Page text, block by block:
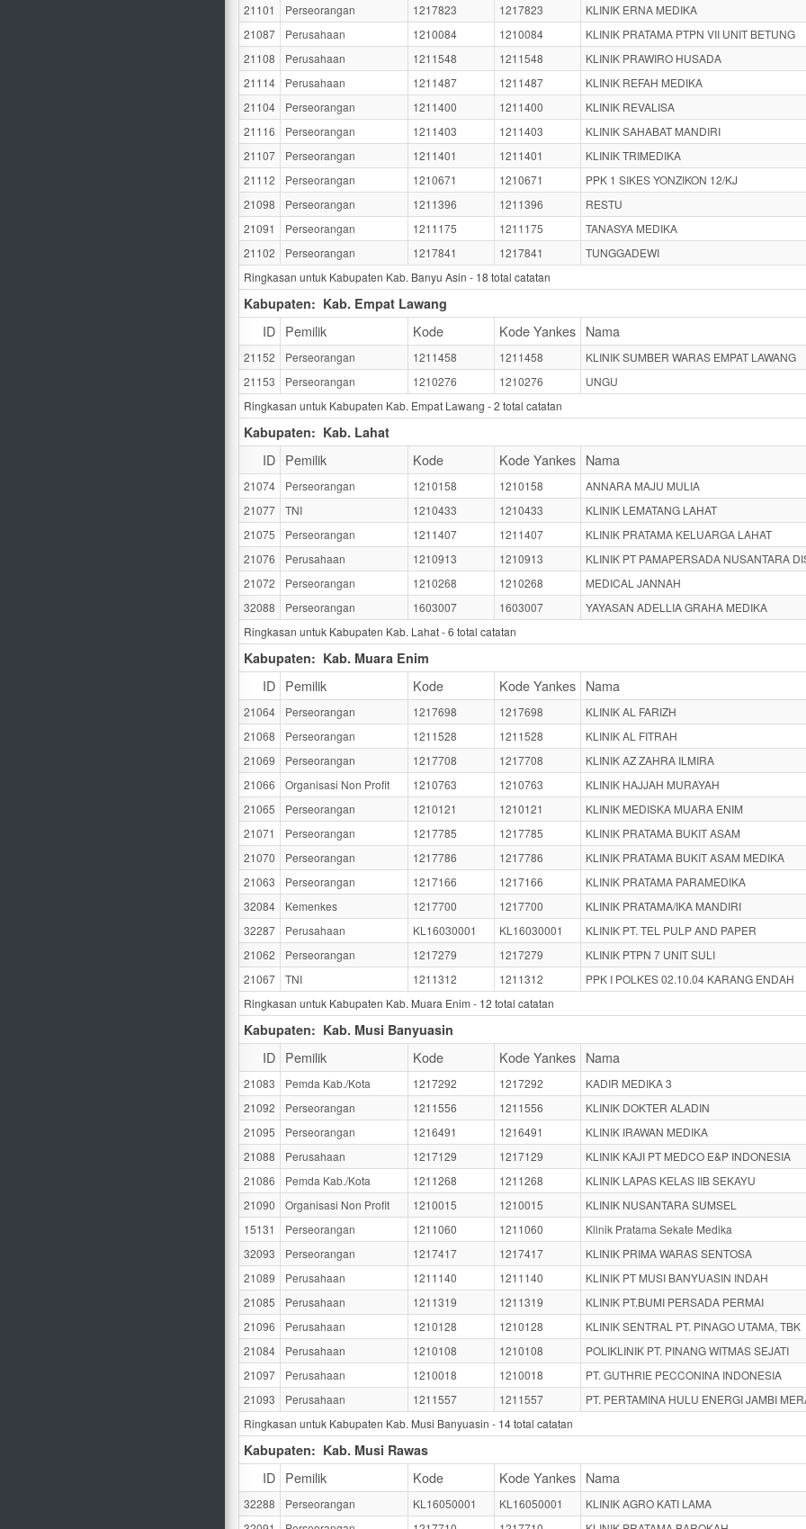
21101
Perseorangan 1217823 1217823
KLINIK ERNA MEDIKA
21087
Perusahaan 1210084 1210084
KLINIK PRATAMA PTPN VII UNIT BETUNG
21108
Perusahaan 1211548 1211548
KLINIK PRAWIRO HUSADA
21114
Perusahaan 1211487 1211487
KLINIK REFAH MEDIKA
21104
Perseorangan 1211400 1211400
KLINIK REVALISA
21116
Perseorangan 1211403 1211403
KLINIK SAHABAT MANDIRI
21107
Perseorangan 1211401 1211401
KLINIK TRIMEDIKA
21112
Perseorangan 1210671 1210671
PPK 1 SIKES YONZIKON 12/KJ
21098
Perseorangan 1211396 1211396
RESTU
21091
Perseorangan 1211175 1211175
TANASYA MEDIKA
21102
Perseorangan 1217841 1217841
TUNGGADEWI
Ringkasan untuk Kabupaten Kab. Banyu Asin - 18 total catatan
Kabupaten: Kab. Empat Lawang
ID Pemilik Kode Kode Yankes Nama
21152 Perseorangan 1211458 1211458
KLINIK SUMBER WARAS EMPAT LAWANG
21153
Perseorangan 1210276 1210276
UNGU
Ringkasan untuk Kabupaten Kab. Empat Lawang -2 total catatan
Kabupaten: Kab. Lahat
ID Pemilik Kode Kode Yankes Nama
21074 Perseorangan 1210158 1210158
ANNARA MAJU MULIA
21077
TNI 1210433 1210433
KLINIK LEMATANG LAHAT
21075
Perseorangan 1211407 1211407
KLINIK PRATAMA KELUARGA LAHAT
21076
Perusahaan 1210913 1210913
KLINIK PT PAMAPERSADA NUSANTARA
21072
Perseorangan 1210268 1210268
MEDICAL JANNAH
32088
Perseorangan 1603007 1603007
YAYASAN ADELLIA GRAHA MEDIKA
Ringkasan untuk Kabupaten Kab. Lahat -6 total catatan
Kabupaten: Kab. Muara Enim
ID Pemilik Kode Kode Yankes Nama
21064 Perseorangan 1217698 1217698
KLINIK AL FARIZH
21068
Perseorangan 1211528 1211528
KLINIK AL FITRAH
21069
Perseorangan 1217708 1217708
KLINIK AZ ZAHRA ILMIRA
21066
Organisasi Non Profit 1210763 1210763
KLINIK HAJJAH MURAYAH
21065
Perseorangan 1210121 1210121
KLINIK MEDISKA MUARA ENIM
21071
Perseorangan 1217785 1217785
KLINIK PRATAMA BUKIT ASAM
21070
Perseorangan 1217786 1217786
KLINIK PRATAMA BUKIT ASAM MEDIKA
21063
Perseorangan 1217166 1217166
KLINIK PRATAMA PARAMEDIKA
32084
Kemenkes 1217700 1217700
KLINIK PRATAMA/IKA MANDIRI
32287
Perusahaan KL16030001 KL16030001
KLINIK PT. TEL PULP AND PAPER
21062
Perseorangan 1217279 1217279
KLINIK PTPN 7 UNIT SULI
21067
TNI 1211312 1211312
PPK I POLKES 02.10.04 KARANG ENDAH
Ringkasan untuk Kabupaten Kab. Muara Enim - 12 total catatan
Kabupaten: Kab. Musi Banyuasin
ID Pemilik Kode Kode Yankes Nama
21083 Pemda Kab./Kota 1217292 1217292
KADIR MEDIKA 3
21092
Perseorangan 1211556 1211556
KLINIK DOKTER ALADIN
21095
Perseorangan 1216491 1216491
KLINIK IRAWAN MEDIKA
21088
Perusahaan 1217129 1217129
KLINIK KAJI PT MEDCO E&P INDONESIA
21086
Pemda Kab./Kota 1211268 1211268
KLINIK LAPAS KELAS IIB SEKAYU
21090
Organisasi Non Profit 1210015 1210015
KLINIK NUSANTARA SUMSEL
15131
Perseorangan 1211060 1211060
Klinik Pratama Sekate Medika
32093
Perseorangan 1217417 1217417
KLINIK PRIMA WARAS SENTOSA
21089
Perusahaan 1211140 1211140
KLINIK PT MUSI BANYUASIN INDAH
21085
Perusahaan 1211319 1211319
KLINIK PT.BUMI PERSADA PERMAI
21096
Perusahaan 1210128 1210128
KLINIK SENTRAL PT. PINAGO UTAMA, TBK
21084
Perusahaan 1210108 1210108
POLIKLINIK PT. PINANG WITMAS SEJATI
21097
Perusahaan 1210018 1210018
PT. GUTHRIE PECCONINA INDONESIA
21093
Perusahaan 1211557 1211557
PT. PERTAMINA HULU ENERGI JAMBI
Ringkasan untuk Kabupaten Kab. Musi Banyuasin - 14total catatan
Kabupaten: Kab. Musi Rawas
ID Pemilik Kode Kode Yankes Nama
32288 Perseorangan KL16050001 KL16050001
KLINIK AGRO KATI LAMA